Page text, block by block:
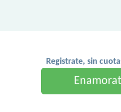
Registrate, sin